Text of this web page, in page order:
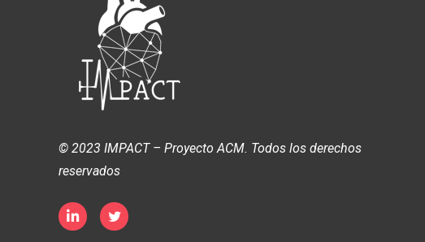
© 2023 IMPACT – Proyecto ACM. Todos los derechos
reservados